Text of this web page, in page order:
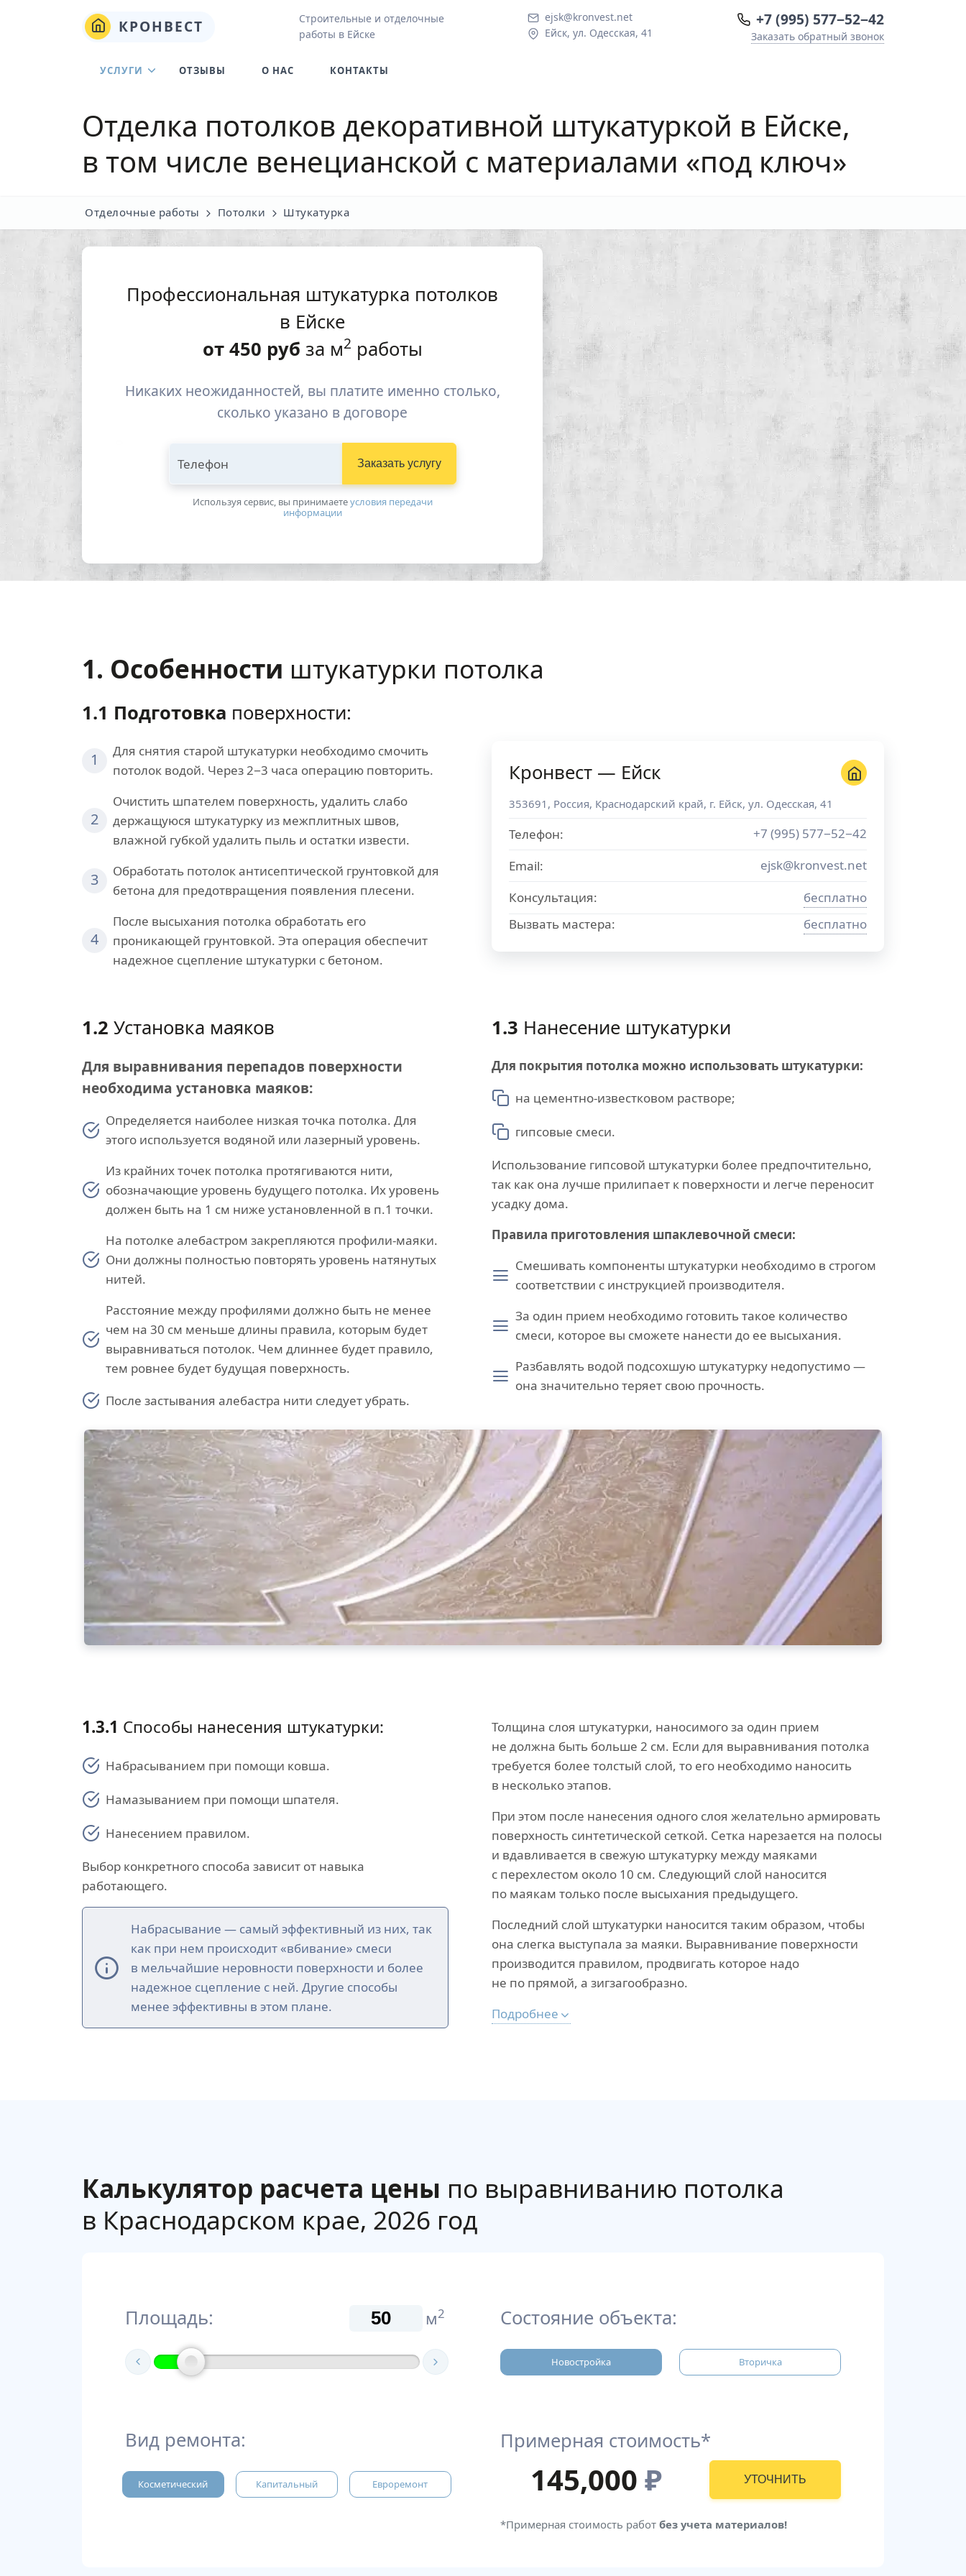
КРОНВЕСТ
Строительные и отделочные
работы в Ейске
ejsk@kronvest.net
Ейск, ул. Одесская, 41
+7 (995) 577−52−42
Заказать обратный звонок
УСЛУГИ ОТЗЫВЫ О НАС КОНТАКТЫ
Отделка потолков декоративной штукатуркой в Ейске,
в том числе венецианской с материалами «под ключ»
Отделочные работы Потолки Штукатурка
Профессиональная штукатурка потолков
в Ейске
от 450 руб за м2 работы
Никаких неожиданностей, вы платите именно столько,
сколько указано в договоре
Телефон Заказать услугу
Используя сервис, вы принимаетeусловия передачи
информации
1. Особенности штукатурки потолка
1.1 Подготовка поверхности:
1
Для снятия старой штукатурки необходимо смочить
потолок водой. Через 2−3 часа операцию повторить.
2
Очистить шпателем поверхность, удалить слабо
держащуюся штукатурку из межплитных швов,
влажной губкой удалить пыль и остатки извести.
3
Обработать потолок антисептической грунтовкой для
бетона для предотвращения появления плесени.
4
После высыхания потолка обработать его
проникающей грунтовкой. Эта операция обеспечит
надежное сцепление штукатурки с бетоном.
Кронвест — Ейск
353691 , Россия, Краснодарский край, г. Ейск, ул. Одесская, 41
Телефон:
+7 (995) 577−52−42
Email:
ejsk@kronvest.net
Консультация:
бесплатно
Вызвать мастера:
бесплатно
1.2 Установка маяков
Для выравнивания перепадов поверхности
необходима установка маяков:
Определяется наиболее низкая точка потолка. Для
этого используется водяной или лазерный уровень.
Из крайних точек потолка протягиваются нити,
обозначающие уровень будущего потолка. Их уровень
должен быть на 1 см ниже установленной в п.1 точки.
На потолке алебастром закрепляются профили-маяки.
Они должны полностью повторять уровень натянутых
нитей.
Расстояние между профилями должно быть не менее
чем на 30 см меньше длины правила, которым будет
выравниваться потолок. Чем длиннее будет правило,
тем ровнее будет будущая поверхность.
После застывания алебастра нити следует убрать.
1.3 Нанесение штукатурки
Для покрытия потолка можно использовать штукатурки:
на цементно-известковом растворе;
гипсовые смеси.
Использование гипсовой штукатурки более предпочтительно,
так как она лучше прилипает к поверхности и легче переносит
усадку дома.
Правила приготовления шпаклевочной смеси:
Смешивать компоненты штукатурки необходимо в строгом
соответствии с инструкцией производителя.
За один прием необходимо готовить такое количество
смеси, которое вы сможете нанести до ее высыхания.
Разбавлять водой подсохшую штукатурку недопустимо —
она значительно теряет свою прочность.
1.3.1 Способы нанесения штукатурки:
Набрасыванием при помощи ковша.
Намазыванием при помощи шпателя.
Нанесением правилом.
Выбор конкретного способа зависит от навыка
работающего.
Набрасывание — самый эффективный из них, так
как при нем происходит «вбивание» смеси
в мельчайшие неровности поверхности и более
надежное сцепление с ней. Другие способы
менее эффективны в этом плане.
Толщина слоя штукатурки, наносимого за один прием
не должна быть больше 2 см. Если для выравнивания потолка
требуется более толстый слой, то его необходимо наносить
в несколько этапов.
При этом после нанесения одного слоя желательно армировать
поверхность синтетической сеткой. Сетка нарезается на полосы
и вдавливается в свежую штукатурку между маяками
с перехлестом около 10 см. Следующий слой наносится
по маякам только после высыхания предыдущего.
Последний слой штукатурки наносится таким образом, чтобы
она слегка выступала за маяки. Выравнивание поверхности
производится правилом, продвигать которое надо
не по прямой, а зигзагообразно.
Подробнее
Калькулятор расчета цены по выравниванию потолка
в Краснодарском крае, 2026 год
Площадь: м2
Вид ремонта:
Косметический Капитальный Евроремонт
Состояние объекта:
Новостройка Вторичка
Примерная стоимость*
145,000 ₽ УТОЧНИТЬ
*Примерная стоимость работ без учета материалов!